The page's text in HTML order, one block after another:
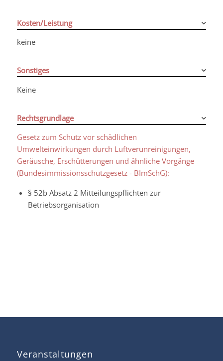
Kosten/Leistung
keine
Sonstiges
Keine
Rechtsgrundlage
Gesetz zum Schutz vor schädlichen
Umwelteinwirkungen durch Luftverunreinigungen,
Geräusche, Erschütterungen und ähnliche Vorgänge
(Bundesimmissionsschutzgesetz - BImSchG):
§ 52b Absatz 2 Mitteilungspflichten zur
Betriebsorganisation
Veranstaltungen